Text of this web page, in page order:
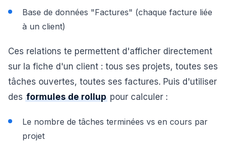
Base de données "Factures" (chaque facture liée
à un client)
Ces relations te permettent d'afficher directement
sur la fiche d'un client : tous ses projets, toutes ses
tâches ouvertes, toutes ses factures. Puis d'utiliser
des formules de rollup pour calculer :
Le nombre de tâches terminées vs en cours par
projet